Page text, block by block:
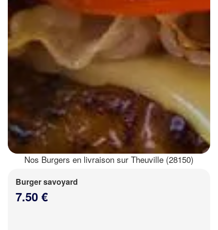
Nos Burgers en livraison sur Theuville (28150)
Burger savoyard
7.50 €